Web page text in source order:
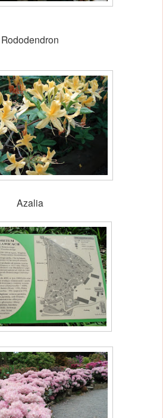
Rododendron
Azalia